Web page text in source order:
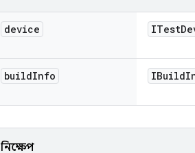
device ITest
buildInfo IBuild
নিক্ষেপ